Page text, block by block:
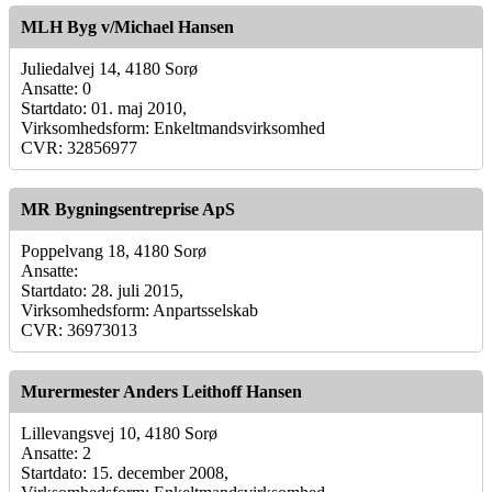
MLH Byg v/Michael Hansen
Juliedalvej 14, 4180 Sorø
Ansatte: 0
Startdato: 01. maj 2010,
Virksomhedsform: Enkeltmandsvirksomhed
CVR: 32856977
MR Bygningsentreprise ApS
Poppelvang 18, 4180 Sorø
Ansatte:
Startdato: 28. juli 2015,
Virksomhedsform: Anpartsselskab
CVR: 36973013
Murermester Anders Leithoff Hansen
Lillevangsvej 10, 4180 Sorø
Ansatte: 2
Startdato: 15. december 2008,